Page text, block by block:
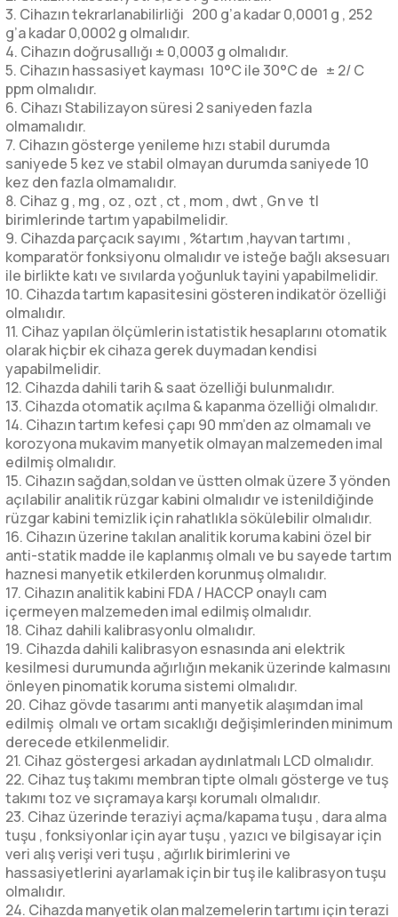
3. Cihazın tekrarlanabilirliği 200 g’a kadar 0,0001 g , 252
g’a kadar 0,0002 g olmalıdır.
4. Cihazın doğrusallığı ± 0,0003 g olmalıdır.
5. Cihazın hassasiyet kayması 10°C ile 30°C de ± 2/ C
ppm olmalıdır.
6. Cihazı Stabilizayon süresi 2 saniyeden fazla
olmamalıdır.
7. Cihazın gösterge yenileme hızı stabil durumda
saniyede 5 kez ve stabil olmayan durumda saniyede 10
kez den fazla olmamalıdır.
8. Cihaz g , mg , oz , ozt , ct , mom , dwt , Gn ve tl
birimlerinde tartım yapabilmelidir.
9. Cihazda parçacık sayımı , %tartım ,hayvan tartımı ,
komparatör fonksiyonu olmalıdır ve isteğe bağlı aksesuarı
ile birlikte katı ve sıvılarda yoğunluk tayini yapabilmelidir.
10. Cihazda tartım kapasitesini gösteren indikatör özelliği
olmalıdır.
11. Cihaz yapılan ölçümlerin istatistik hesaplarını otomatik
olarak hiçbir ek cihaza gerek duymadan kendisi
yapabilmelidir.
12. Cihazda dahili tarih & saat özelliği bulunmalıdır.
13. Cihazda otomatik açılma & kapanma özelliği olmalıdır.
14. Cihazın tartım kefesi çapı 90 mm’den az olmamalı ve
korozyona mukavim manyetik olmayan malzemeden imal
edilmiş olmalıdır.
15. Cihazın sağdan,soldan ve üstten olmak üzere 3 yönden
açılabilir analitik rüzgar kabini olmalıdır ve istenildiğinde
rüzgar kabini temizlik için rahatlıkla sökülebilir olmalıdır.
16. Cihazın üzerine takılan analitik koruma kabini özel bir
anti-statik madde ile kaplanmış olmalı ve bu sayede tartım
haznesi manyetik etkilerden korunmuş olmalıdır.
17. Cihazın analitik kabini FDA / HACCP onaylı cam
içermeyen malzemeden imal edilmiş olmalıdır.
18. Cihaz dahili kalibrasyonlu olmalıdır.
19. Cihazda dahili kalibrasyon esnasında ani elektrik
kesilmesi durumunda ağırlığın mekanik üzerinde kalmasını
önleyen pinomatik koruma sistemi olmalıdır.
20. Cihaz gövde tasarımı anti manyetik alaşımdan imal
edilmiş olmalı ve ortam sıcaklığı değişimlerinden minimum
derecede etkilenmelidir.
21. Cihaz göstergesi arkadan aydınlatmalı LCD olmalıdır.
22. Cihaz tuş takımı membran tipte olmalı gösterge ve tuş
takımı toz ve sıçramaya karşı korumalı olmalıdır.
23. Cihaz üzerinde teraziyi açma/kapama tuşu , dara alma
tuşu , fonksiyonlar için ayar tuşu , yazıcı ve bilgisayar için
veri alış verişi veri tuşu , ağırlık birimlerini ve
hassasiyetlerini ayarlamak için bir tuş ile kalibrasyon tuşu
olmalıdır.
24. Cihazda manyetik olan malzemelerin tartımı için terazi